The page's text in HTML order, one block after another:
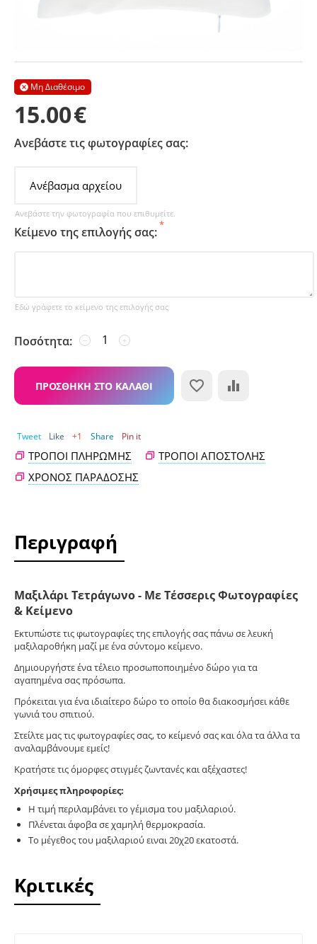
Μη Διαθέσιμο

15.00€
Ανεβάστε τις φωτογραφίες σας:
Ανέβασμα αρχείου
Ανεβάστε την φωτογραφία που επιθυμείτε.
Κείμενο της επιλογής σας:
Εδώ γράφετε το κείμενο της επιλογής σας
Ποσότητα: +
−
ΠΡΟΣΘΉΚΗ ΣΤΟ ΚΑΛΆΘΙ
Tweet Like +1 Share Pin it
ΤΡΌΠΟΙ ΠΛΗΡΩΜΉΣ
ΤΡΌΠΟΙ ΑΠΟΣΤΟΛΉΣ
ΧΡΌΝΟΣ ΠΑΡΆΔΟΣΗΣ
Περιγραφή
Μαξιλάρι Τετράγωνο - Με Τέσσερις Φωτογραφίες
& Κείμενο
Εκτυπώστε τις φωτογραφίες της επιλογής σας πάνω σε λευκή
μαξιλαροθήκη μαζί με ένα σύντομο κείμενο.
Δημιουργήστε ένα τέλειο προσωποποιημένο δώρο για τα
αγαπημένα σας πρόσωπα.
Πρόκειται για ένα ιδιαίτερο δώρο το οποίο θα διακοσμήσει κάθε
γωνιά του σπιτιού.
Στείλτε μας τις φωτογραφίες σας, το κείμενό σας και όλα τα άλλα τα
αναλαμβάνουμε εμείς!
Κρατήστε τις όμορφες στιγμές ζωντανές και αξέχαστες!
Χρήσιμες πληροφορίες:
Η τιμή περιλαμβάνει το γέμισμα του μαξιλαριού.
Πλένεται άφοβα σε χαμηλή θερμοκρασία.
Το μέγεθος του μαξιλαριού ειναι 20χ20 εκατοστά.
Κριτικές